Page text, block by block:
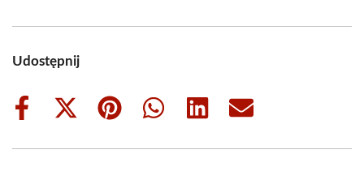
Udostępnij
Share
Share
(Twitter)
Share
Share
Share
Share